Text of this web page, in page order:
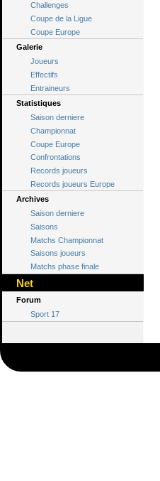
Challenges
Coupe de la Ligue
Coupe Europe
Galerie
Joueurs
Effectifs
Entraineurs
Statistiques
Saison derniere
Championnat
Coupe Europe
Confrontations
Records joueurs
Records joueurs Europe
Archives
Saison derniere
Saisons
Matchs Championnat
Saisons joueurs
Matchs phase finale
Net
Forum
Sport 17